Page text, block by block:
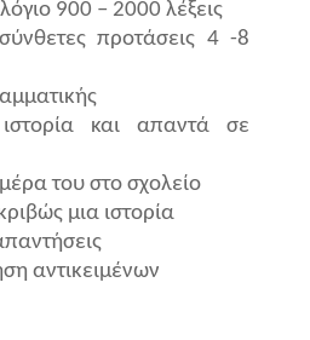
900 – 2000 λέξεις
προτάσεις 4 -8
και απαντά σε
του στο σχολείο
μια ιστορία
αντικειμένων